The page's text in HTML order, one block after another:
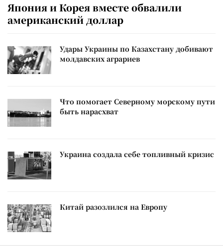
Япония и Корея вместе обвалили
американский доллар
Удары Украины по Казахстану добивают
молдавских аграриев
Что помогает Северному морскому пути
быть нарасхват
Украина создала себе топливный кризис
Китай разозлился на Европу